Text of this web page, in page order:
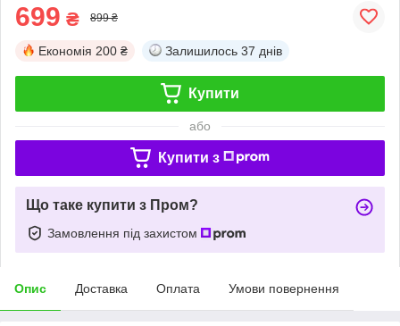
699 ₴ 899 ₴
Економія 200 ₴ Залишилось 37 днів
Купити
або
Купити з
Що таке купити з Пром?
Замовлення під захистом
Опис Доставка Оплата Умови повернення